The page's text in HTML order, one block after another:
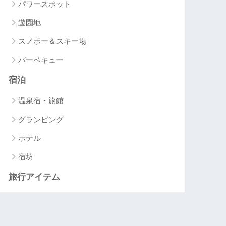
パワースポット
遊園地
スノボー＆スキー場
バーベキュー
宿泊
温泉宿・旅館
グランピング
ホテル
宿坊
旅行アイテム